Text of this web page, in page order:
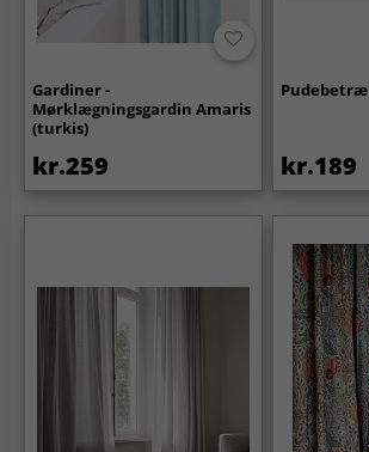
Gardiner -
Mørklægningsgardin Amaris
(turkis)
kr.259 kr.189